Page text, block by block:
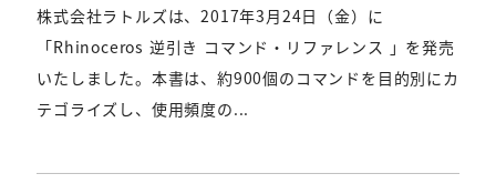
株式会社ラトルズは、2017年3月24日（金）に
「Rhinoceros 逆引き コマンド・リファレンス 」を発売
いたしました。本書は、約900個のコマンドを目的別にカ
テゴライズし、使用頻度の...